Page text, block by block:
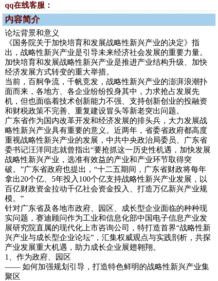
qq在线客服：
内容简介
论坛背景和意义
《国务院关于加快培育和发展战略性新兴产业的决定》指
出，战略性新兴产业是引导未来经济社会发展的重要力量。
加快培育和发展战略性新兴产业是推进产业结构升级、加快
经济发展方式转变的重大举措。
当前，百舸争流，千帆竞发，战略性新兴产业的澎湃浪潮扑
面而来，各地方、各企业纷纷投身其中，力求抢占发展先
机，但也面临着技术创新能力不强、支持创新创业的投融资
和财税政策不完善、重复建设冒头等新老突出问题。
广东省作为国内改革开发和经济发展的排头兵，大力发展战
略性新兴产业具有重要的意义。近两年，省委省政府都高度
重视战略性新兴产业的发展，中共中央政治局委员、广东省
委书记汪洋同志就曾指出“要抢抓这一历史性机遇，加快发展
战略性新兴产业，选准有效益的产业和产业环节取得突
破。”广东省政府也提出，“十二五期间，广东省财政将每年
拿出20个亿、5年投入100个亿支持战略性新兴产业发展，以
百亿财政资金拉动千亿社会资金投入、打造万亿新兴产业规
模。”
针对广东省及各地市政府、园区、成长型企业面临的种种现
实问题，赛迪顾问作为工业和信息化部中国电子信息产业发
展研究院直属的现代化上市咨询公司，特打造首界“战略性新
兴产业与成长型企业论坛”，汇集权威观点与实践剖析，共探
产业发展重大机遇，助力成长企业展翅翱翔。
1、作为政府、园区
—— 如何加强规划引导，打造特色鲜明的战略性新兴产业集
聚区